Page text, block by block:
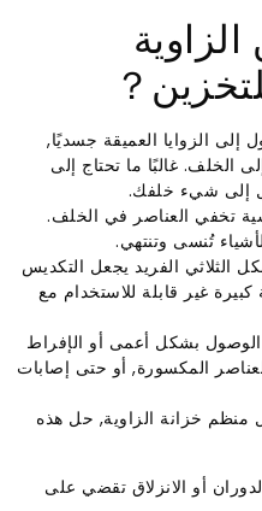
？
الزوايا العميقة جسديًا,
الخلف. غالبًا ما تحتاج إلى
إلى شيء خلفك.
تخفي العناصر في الخلف.
تُنسى وتنتهي.
الثلاثي الفريد يجعل التكديس
غير قابلة للاستخدام مع
بشكل أعمى أو الإفراط
المكسورة, أو حتى إصابات
خزانة الزاوية, حل هذه
أو الانزلاق تقضي على